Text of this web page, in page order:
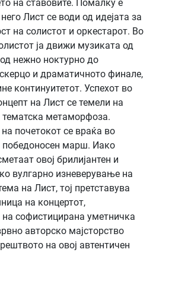
на ставовите. Помалку е
Лист се води од идејата за
на солистот и оркестарот. Во
ја движи музиката од
нежно ноктурно до
и драматичното финале,
континуитетот. Успехот во
на Лист се темели на
тематска метаморфоза.
почетокот се враќа во
победоносен марш. Иако
овој брилијантен и
вулгарно изневерување на
на Лист, тој претставува
на концертот,
на софистицирана уметничка
авторско мајсторство
на овој автентичен